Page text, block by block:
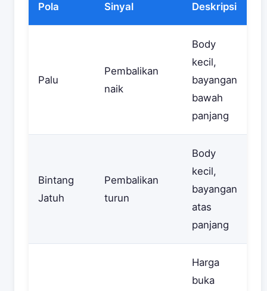
Pola Sinyal Deskripsi
Palu
Pembalikan
naik
Body
kecil,
bayangan
bawah
panjang
Bintang
Jatuh
Pembalikan
turun
Body
kecil,
bayangan
atas
panjang
Harga
buka